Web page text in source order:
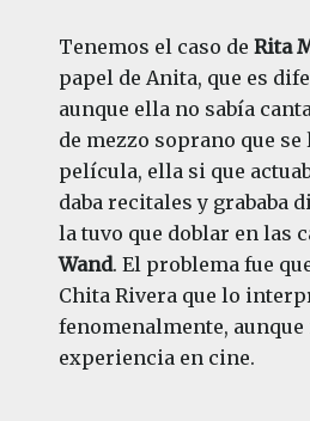
Tenemos el caso de Rita
papel de Anita, que es
aunque ella no sabía
de mezzo soprano que se
película, ella si que
daba recitales y grababa
la tuvo que doblar en las
Wand. El problema fue
Chita Rivera que lo
fenomenalmente,
experiencia en cine.